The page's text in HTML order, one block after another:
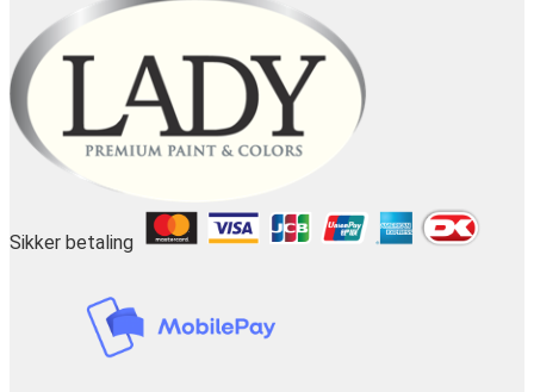
Sikker betaling